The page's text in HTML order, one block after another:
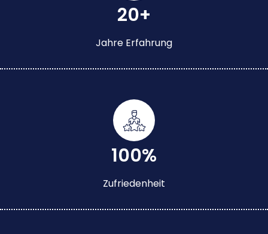
20+
Jahre Erfahrung
100%
Zufriedenheit